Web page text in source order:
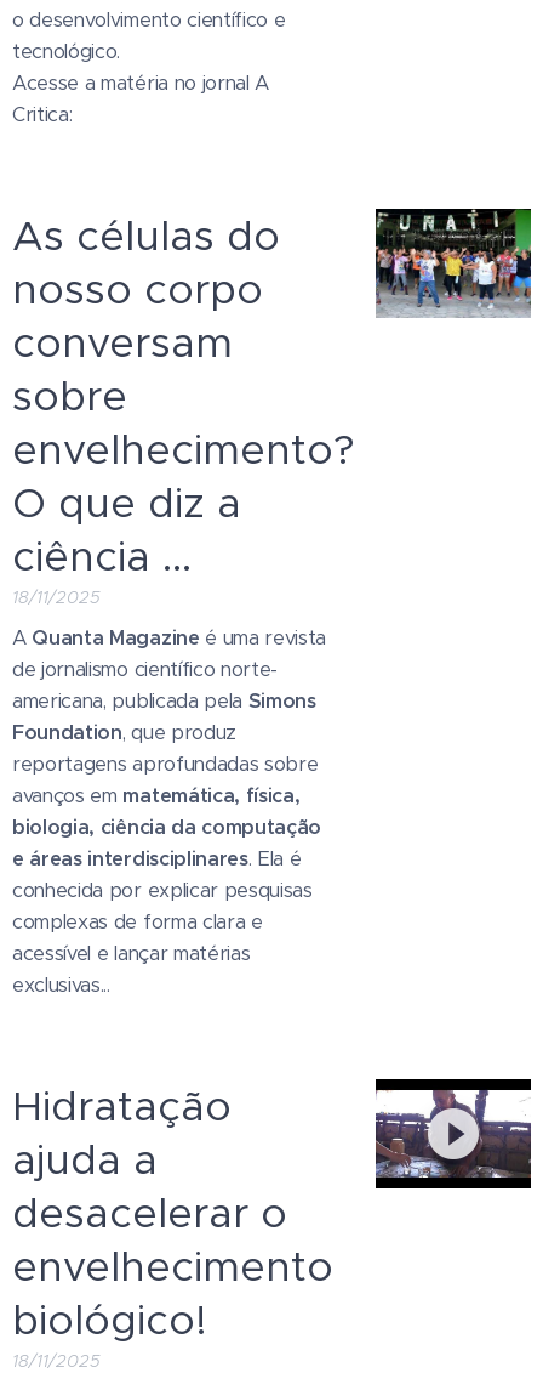
o desenvolvimento científico e
tecnológico.
Acesse a matéria no jornal A
Critica:
As células do
nosso corpo
conversam
sobre
envelhecimento?
O que diz a
ciência ...
18/11/2025
A Quanta Magazine é uma revista
de jornalismo científico norte-
americana, publicada pela Simons
Foundation, que produz
reportagens aprofundadas sobre
avanços em matemática, física,
biologia, ciência da computação
e áreas interdisciplinares. Ela é
conhecida por explicar pesquisas
complexas de forma clara e
acessível e lançar matérias
exclusivas...
Hidratação
ajuda a
desacelerar o
envelhecimento
biológico!
18/11/2025